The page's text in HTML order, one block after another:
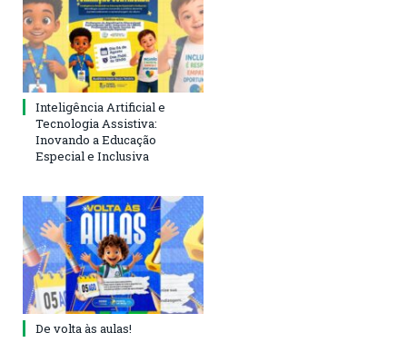
Inteligência Artificial e
Tecnologia Assistiva:
Inovando a Educação
Especial e Inclusiva
De volta às aulas!